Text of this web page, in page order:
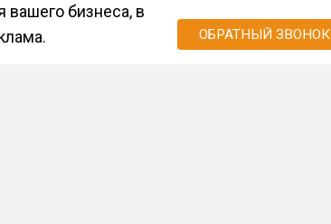
вашего бизнеса, в
ОБРАТНЫЙ ЗВОНОК